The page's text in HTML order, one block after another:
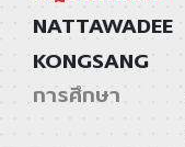
NATTAWADEE
KONGSANG
การศึกษา